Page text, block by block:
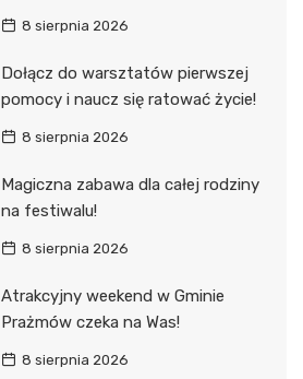
8 sierpnia 2026
Dołącz do warsztatów pierwszej
pomocy i naucz się ratować życie!
8 sierpnia 2026
Magiczna zabawa dla całej rodziny
na festiwalu!
8 sierpnia 2026
Atrakcyjny weekend w Gminie
Prażmów czeka na Was!
8 sierpnia 2026